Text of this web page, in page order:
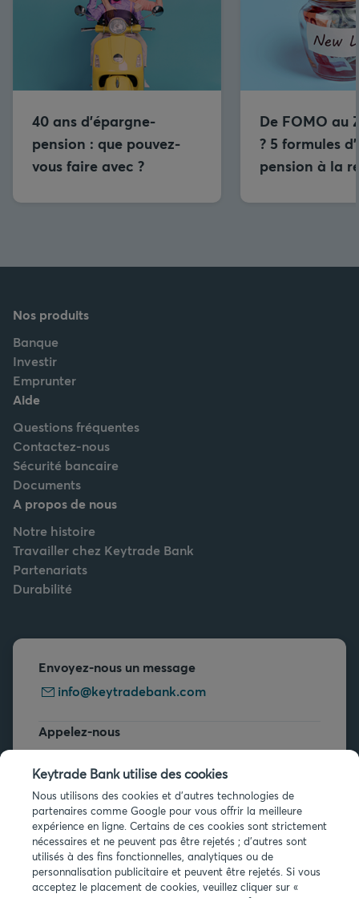
40 ans d’épargne-
pension : que pouvez-
vous faire avec ?
De FOMO au
? 5 formules
pension à la
Nos produits
Banque
Investir
Emprunter
Aide
Questions fréquentes
Contactez-nous
Sécurité bancaire
Documents
A propos de nous
Notre histoire
Travailler chez Keytrade Bank
Partenariats
Durabilité
Envoyez-nous un message
info@keytradebank.com
Appelez-nous
+32 2 679 90 00
Vous avez des questions ?
Questions fréquentes
Keytrade Bank utilise des cookies
Nous utilisons des cookies et d'autres technologies de
partenaires comme Google pour vous offrir la meilleure
expérience en ligne. Certains de ces cookies sont strictement
nécessaires et ne peuvent pas être rejetés ; d'autres sont
utilisés à des fins fonctionnelles, analytiques ou de
personnalisation publicitaire et peuvent être rejetés. Si vous
acceptez le placement de cookies, veuillez cliquer sur «